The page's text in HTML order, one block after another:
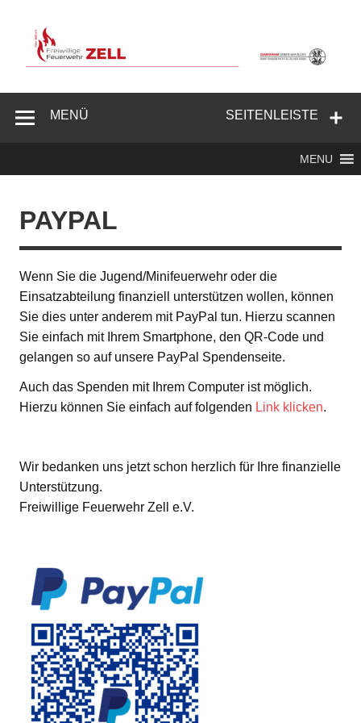
springen
Feuerwehr
SEITENLEISTE
MENÜ
MENU
PAYPAL
Wenn Sie die Jugend/Minifeuerwehr oder die
Einsatzabteilung finanziell unterstützen wollen, können
Sie dies unter anderem mit PayPal tun. Hierzu scannen
Sie einfach mit Ihrem Smartphone, den QR-Code und
gelangen so auf unsere PayPal Spendenseite.
Auch das Spenden mit Ihrem Computer ist möglich.
Hierzu können Sie einfach auf folgenden Link klicken.
Wir bedanken uns jetzt schon herzlich für Ihre finanzielle
Unterstützung.
Freiwillige Feuerwehr Zell e.V.